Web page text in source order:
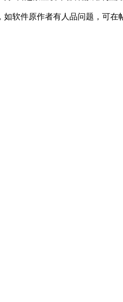
软件原作者有人品问题，可在